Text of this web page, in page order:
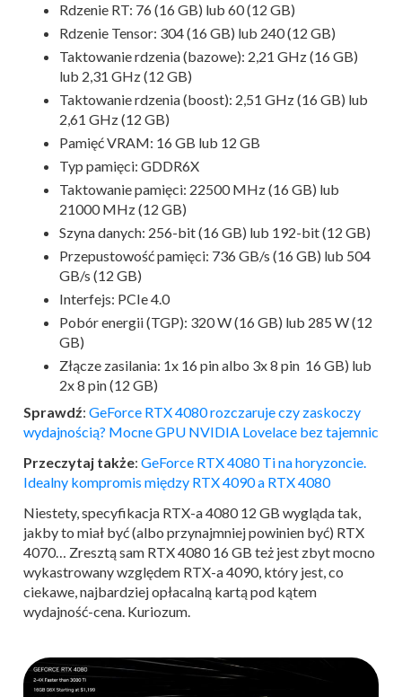
Rdzenie RT: 76 (16 GB) lub 60 (12 GB)
Rdzenie Tensor: 304 (16 GB) lub 240 (12 GB)
Taktowanie rdzenia (bazowe): 2,21 GHz (16 GB)
lub 2,31 GHz (12 GB)
Taktowanie rdzenia (boost): 2,51 GHz (16 GB) lub
2,61 GHz (12 GB)
Pamięć VRAM: 16 GB lub 12 GB
Typ pamięci: GDDR6X
Taktowanie pamięci: 22500 MHz (16 GB) lub
21000 MHz (12 GB)
Szyna danych: 256-bit (16 GB) lub 192-bit (12 GB)
Przepustowość pamięci: 736 GB/s (16 GB) lub 504
GB/s (12 GB)
Interfejs: PCIe 4.0
Pobór energii (TGP): 320 W (16 GB) lub 285 W (12
GB)
Złącze zasilania: 1x 16 pin albo 3x 8 pin 16 GB) lub
2x 8 pin (12 GB)
Sprawdź: GeForce RTX 4080 rozczaruje czy zaskoczy
wydajnością? Mocne GPU NVIDIA Lovelace bez tajemnic
Przeczytaj także: GeForce RTX 4080 Ti na horyzoncie.
Idealny kompromis między RTX 4090 a RTX 4080
Niestety, specyfikacja RTX-a 4080 12 GB wygląda tak,
jakby to miał być (albo przynajmniej powinien być) RTX
4070… Zresztą sam RTX 4080 16 GB też jest zbyt mocno
wykastrowany względem RTX-a 4090, który jest, co
ciekawe, najbardziej opłacalną kartą pod kątem
wydajność-cena. Kuriozum.